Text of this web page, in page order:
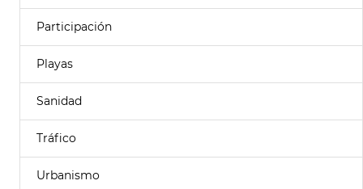
Participación
Playas
Sanidad
Tráfico
Urbanismo